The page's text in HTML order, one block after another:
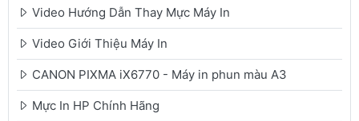
Video Hướng Dẫn Thay Mực Máy In
Video Giới Thiệu Máy In
CANON PIXMA iX6770 - Máy in phun màu A3
Mực In HP Chính Hãng